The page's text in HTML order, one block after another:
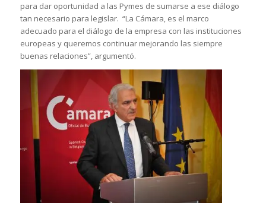
para dar oportunidad a las Pymes de sumarse a ese diálogo
tan necesario para legislar. “La Cámara, es el marco
adecuado para el diálogo de la empresa con las instituciones
europeas y queremos continuar mejorando las siempre
buenas relaciones”, argumentó.